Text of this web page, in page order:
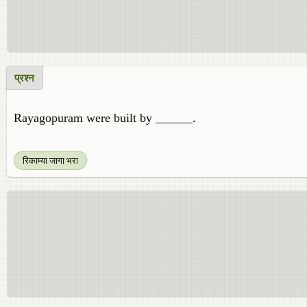
प्रश्न
Rayagopuram were built by ______.
रिकाम्या जागा भरा